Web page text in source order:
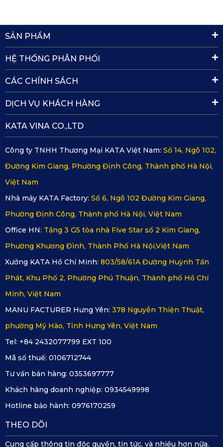
2.4. Dễ vệ sinh, tiết kiệm thời gian
Bề mặt nhám mờ giúp thảm ít bám bụi, dễ lau chùi hơn so
với bề mặt bóng. Nhờ sở hữu đặc điểm này, người dùng chỉ
cần xả nước hoặc lau nhẹ nhàng là có thể làm sạch thảm
nhanh chóng, thuận tiện cho việc bảo dưỡng nội thất hằng
ngày.
2.5. Thiết kế sang trọng, bảng màu đa dạng
Bề mặt nhám xước tạo hiệu ứng ánh kim tinh tế, giảm độ
chói và cải thiện khả năng chống trầy xước. Nhờ vậy, không
gian nội thất Geely Coolray trở nên sang trọng và hiện đại
hơn.
SẢN PHẨM
HỆ THỐNG PHÂN PHỐI
CÁC CHÍNH SÁCH
DỊCH VỤ KHÁCH HÀNG
KATA VINA CO.,LTD
Công ty TNHH Thương Mại KATA Việt Nam: Số 14, Ngõ 102,
Đường Kim Giang, Phường Định Công, Thành phố Hà Nội,
Việt Nam
Nhà máy KATA Factory: Số 6, Ngõ 102 Đường Kim Giang,
Phường Định Công, Thành phố Hà Nội, Việt Nam
Office HN: Tầng 3 G5 tòa nhà Five Star số 2 Kim Giang,
Phường Khương Đình, Thành Phố Hà Nội,Việt Nam
Xưởng KATA Hồ Chí Minh: 803/58/61A Đường Huỳnh Tấn
Phát, Khu Phố 2, Phường Phú Thuận, Thành phố Hồ Chí
Minh, Việt Nam
MANU FACTURER Hưng Yên: 378 Nguyễn Thiện Thuật,
phường Mỹ Hào, Tỉnh Hưng Yên, Việt Nam
Tel: +84 2432077799 EXT 100
Mã số thuế: 0106712744
Tư vấn bán hàng: 0353697777
Khách hàng doanh nghiệp: 0934549998
Hotline bảo hành: 0976170259
THEO DÕI
Cung cấp thông tin độc quyền, tin tức, và nhiều hơn nữa.